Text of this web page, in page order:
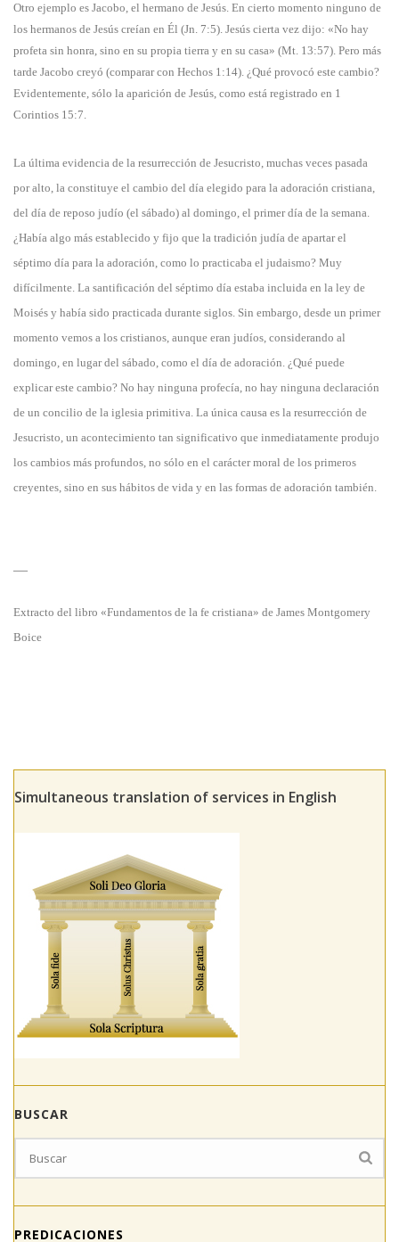
Otro ejemplo es Jacobo, el hermano de Jesús. En cierto momento ninguno de
los hermanos de Jesús creían en Él (Jn. 7:5). Jesús cierta vez dijo: «No hay
profeta sin honra, sino en su propia tierra y en su casa» (Mt. 13:57). Pero más
tarde Jacobo creyó (comparar con Hechos 1:14). ¿Qué provocó este cambio?
Evidentemente, sólo la aparición de Jesús, como está registrado en 1
Corintios 15:7.
La última evidencia de la resurrección de Jesucristo, muchas veces pasada
por alto, la constituye el cambio del día elegido para la adoración cristiana,
del día de reposo judío (el sábado) al domingo, el primer día de la semana.
¿Había algo más establecido y fijo que la tradición judía de apartar el
séptimo día para la adoración, como lo practicaba el judaismo? Muy
difícilmente. La santificación del séptimo día estaba incluida en la ley de
Moisés y había sido practicada durante siglos. Sin embargo, desde un primer
momento vemos a los cristianos, aunque eran judíos, considerando al
domingo, en lugar del sábado, como el día de adoración. ¿Qué puede
explicar este cambio? No hay ninguna profecía, no hay ninguna declaración
de un concilio de la iglesia primitiva. La única causa es la resurrección de
Jesucristo, un acontecimiento tan significativo que inmediatamente produjo
los cambios más profundos, no sólo en el carácter moral de los primeros
creyentes, sino en sus hábitos de vida y en las formas de adoración también.
—
Extracto del libro «Fundamentos de la fe cristiana» de James Montgomery
Boice
Simultaneous translation of services in English
BUSCAR
PREDICACIONES